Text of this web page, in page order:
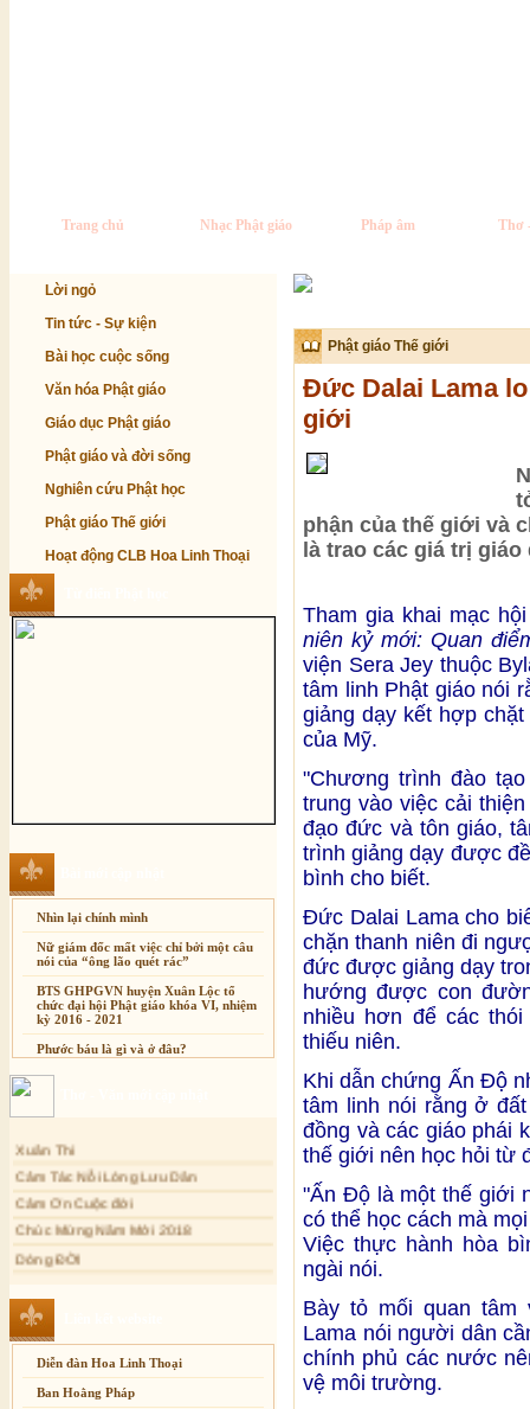
Trang chủ Nhạc Phật giáo Pháp âm Thơ
Lời ngỏ
Tin tức - Sự kiện
Bài học cuộc sống
Văn hóa Phật giáo
Giáo dục Phật giáo
Phật giáo và đời sống
Nghiên cứu Phật học
Phật giáo Thế giới
Hoạt động CLB Hoa Linh Thoại
Nhìn lại chính mình
Nữ giám đốc mất việc chỉ bởi một câu
nói của “ông lão quét rác”
BTS GHPGVN huyện Xuân Lộc tổ
chức đại hội Phật giáo khóa VI, nhiệm
kỳ 2016 - 2021
Phước báu là gì và ở đâu?
Sự thương-ghét của con người
Nỗi lòng của các bệnh nhân nghèo
An Giang: Tịnh thất Quy Nguyên
phát quà từ thiện tại xã Cư Yang
Tịnh xá Ngọc Đăng khai giảng Thiền
dành cho Người bận rộn
Xuân Thi
Cảm Tác Nỗi Lòng Lưu Dân
Cảm Ơn Cuộc đời
Chúc Mừng Năm Mới 2018
Dòng ĐỜI
Chuông Ngân
Kính mừng Phật Đản
Anh không chết đâu em
Kiếp này
Diễn đàn Hoa Linh Thoại
Ban Hoằng Pháp
Phật giáo Thế giới
Đức Dalai Lama
giới
phận của thế giới và
là trao các giá trị
Tham gia khai mạc
niên kỷ mới: Quan
viện Sera Jey thuộc
tâm linh Phật giáo nói
giảng dạy kết hợp
của Mỹ.
"Chương trình đào
trung vào việc cải
đạo đức và tôn giáo,
trình giảng dạy được
bình cho biết.
Đức Dalai Lama cho
chặn thanh niên đi
đức được giảng dạy
hướng được con
nhiều hơn để các
thiếu niên.
Khi dẫn chứng Ấn Độ
tâm linh nói rằng ở
đồng và các giáo phái
thế giới nên học hỏi từ
"Ấn Độ là một thế giới
có thể học cách mà
Việc thực hành hòa
ngài nói.
Bày tỏ mối quan
Lama nói người dân
chính phủ các nước
vệ môi trường.